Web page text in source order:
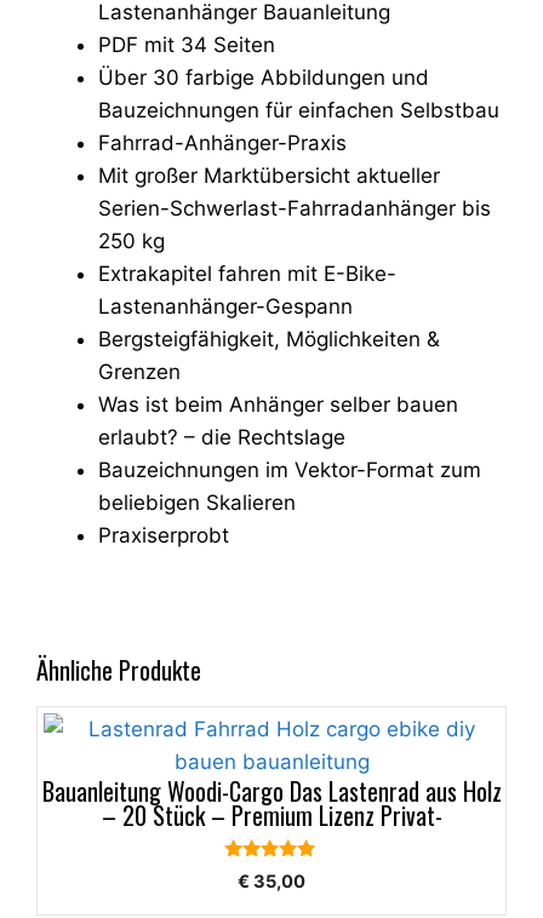
Lastenanhänger Bauanleitung
PDF mit 34 Seiten
Über 30 farbige Abbildungen und
Bauzeichnungen für einfachen Selbstbau
Fahrrad-Anhänger-Praxis
Mit großer Marktübersicht aktueller
Serien-Schwerlast-Fahrradanhänger bis
250 kg
Extrakapitel fahren mit E-Bike-
Lastenanhänger-Gespann
Bergsteigfähigkeit, Möglichkeiten &
Grenzen
Was ist beim Anhänger selber bauen
erlaubt? – die Rechtslage
Bauzeichnungen im Vektor-Format zum
beliebigen Skalieren
Praxiserprobt
Ähnliche Produkte
Bauanleitung Woodi-Cargo Das Lastenrad aus Holz
– 20 Stück – Premium Lizenz Privat-
5.00
von 5
€ 35,00